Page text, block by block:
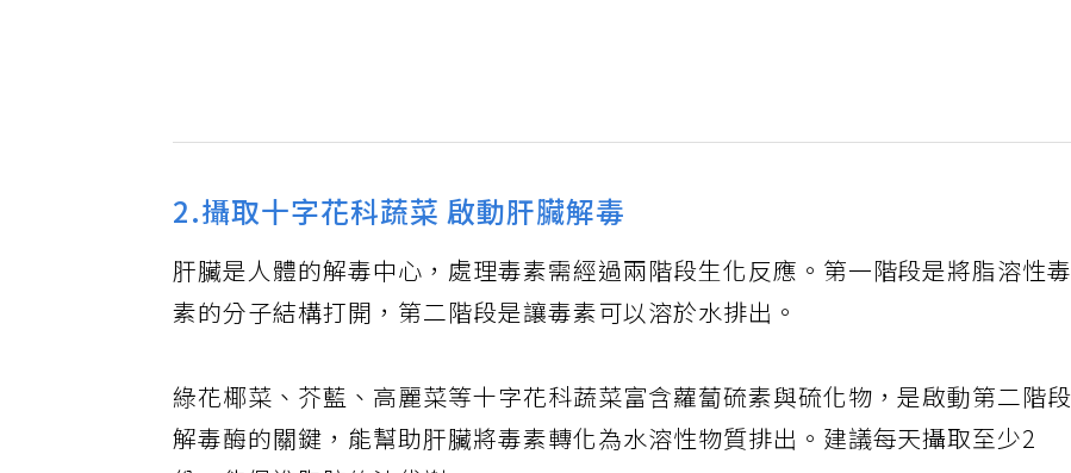
2.攝取十字花科蔬菜 啟動肝臟解毒
肝臟是人體的解毒中心，處理毒素需經過兩階段生化反應。第一階段是將脂溶性毒
素的分子結構打開，第二階段是讓毒素可以溶於水排出。
綠花椰菜、芥藍、高麗菜等十字花科蔬菜富含蘿蔔硫素與硫化物，是啟動第二階段
解毒酶的關鍵，能幫助肝臟將毒素轉化為水溶性物質排出。建議每天攝取至少2